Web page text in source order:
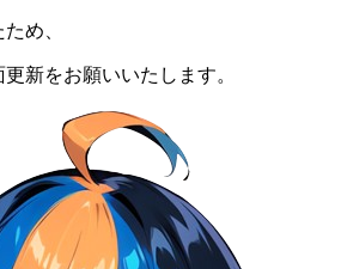
め、
新をお願いいたします。